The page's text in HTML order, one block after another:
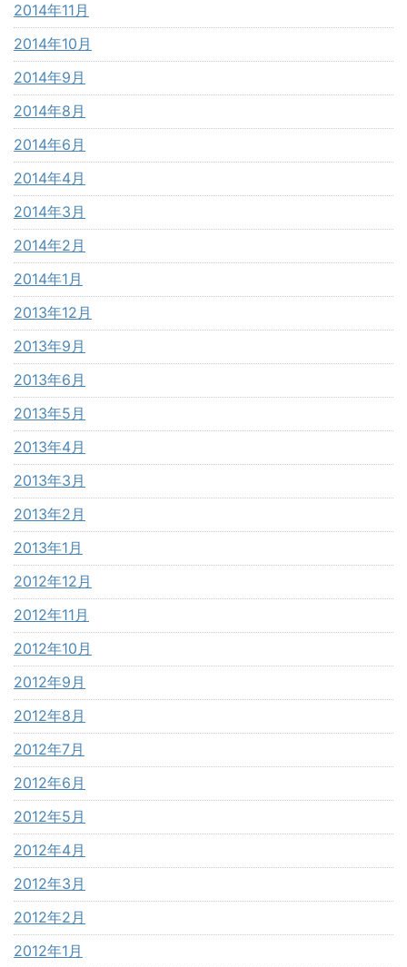
2014年11月
2014年10月
2014年9月
2014年8月
2014年6月
2014年4月
2014年3月
2014年2月
2014年1月
2013年12月
2013年9月
2013年6月
2013年5月
2013年4月
2013年3月
2013年2月
2013年1月
2012年12月
2012年11月
2012年10月
2012年9月
2012年8月
2012年7月
2012年6月
2012年5月
2012年4月
2012年3月
2012年2月
2012年1月